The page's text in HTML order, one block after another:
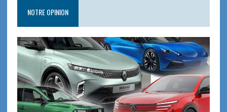
NOTRE OPINION